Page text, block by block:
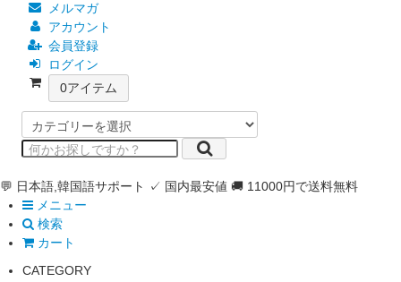
メルマガ
アカウント
会員登録
ログイン
0アイテム
💬 日本語,韓国語サポート ✓ 国内最安値 🚚 11000円で送料無料
メニュー
検索
カート
CATEGORY